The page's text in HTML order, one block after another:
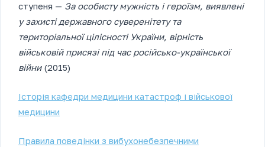
ступеня — За особисту мужність і героїзм, виявлені
у захисті державного суверенітету та
територіальної цілісності України, вірність
військовій присязі під час російсько-української
війни(2015)
Історія кафедри медицини катастроф і військової
медицини
Правила поведінки з вибухонебезпечними